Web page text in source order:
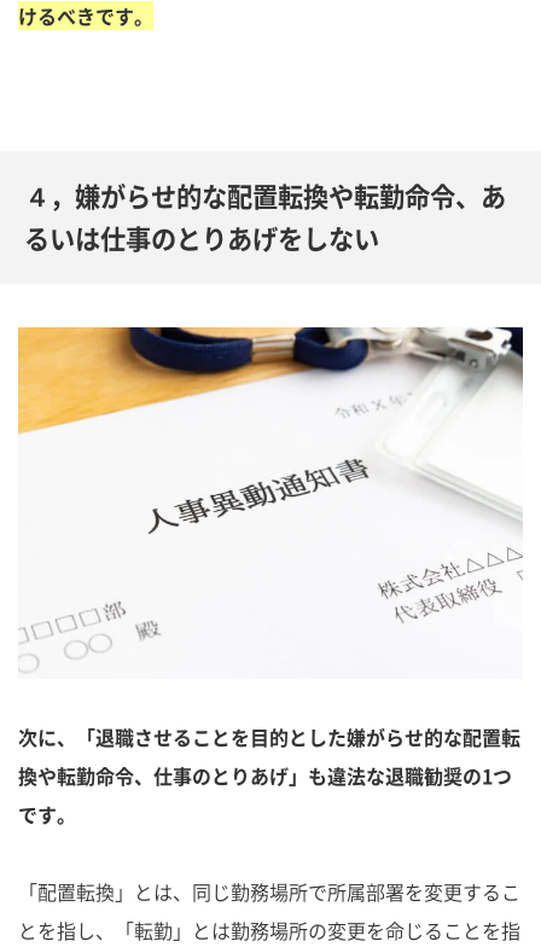
けるべきです。
４，嫌がらせ的な配置転換や転勤命令、あ
るいは仕事のとりあげをしない
次に、「退職させることを目的とした嫌がらせ的な配置転
換や転勤命令、仕事のとりあげ」も違法な退職勧奨の1つ
です。
「配置転換」とは、同じ勤務場所で所属部署を変更するこ
とを指し、「転勤」とは勤務場所の変更を命じることを指